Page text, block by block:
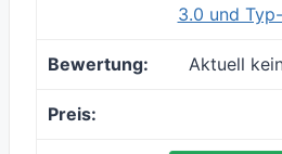
3.0 und
Aktuell